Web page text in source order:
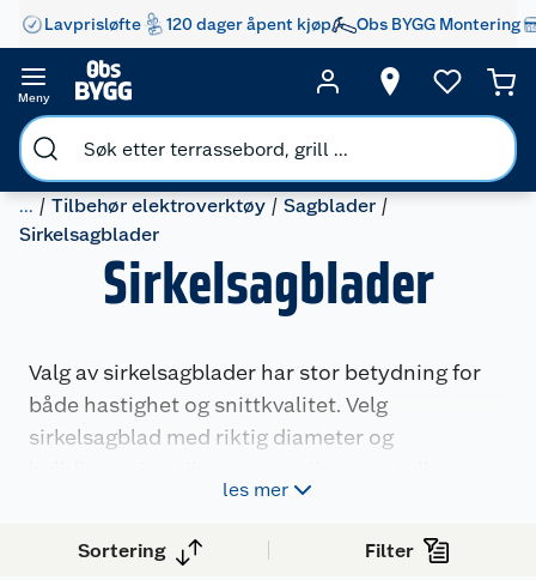
Lavprisløfte 120 dager åpent kjøp Obs BYGG Montering
Meny
... Tilbehør elektroverktøy
Sagblader
Sirkelsagblader
Sirkelsagblader
Valg av sirkelsagblader har stor betydning for
både hastighet og snittkvalitet. Velg
sirkelsagblad med riktig diameter og
etter materialet og ønsket snitt. Færre tenner
gir raske og grove kutt, mens flere tenner gir et
finere og mer presist snitt. Her finner du
les mer
Sortering Filter